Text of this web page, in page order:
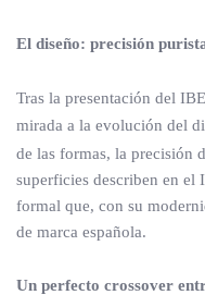
El diseño: precisión
Tras la presentación del
mirada a la evolución del
de las formas, la precisión
superficies describen en
formal que, con su
de marca española.
Un perfecto crossover